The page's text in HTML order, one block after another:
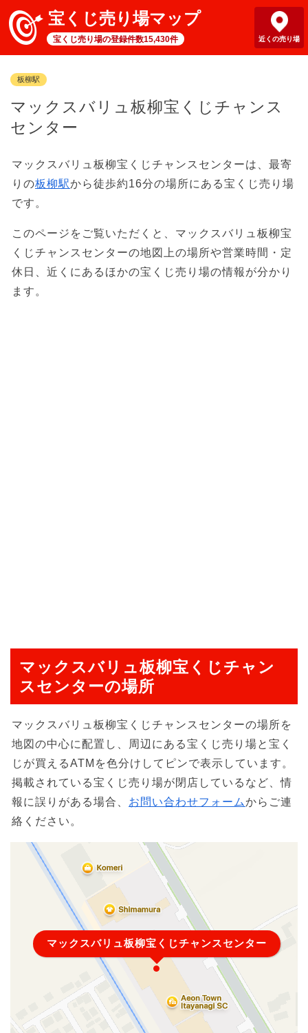
宝くじ売り場マップ
宝くじ売り場の登録件数15,430件 近くの売り場
板柳駅
マックスバリュ板柳宝くじチャンス
センター
マックスバリュ板柳宝くじチャンスセンターは、最寄
りの板柳駅から徒歩約16分の場所にある宝くじ売り場
です。
このページをご覧いただくと、マックスバリュ板柳宝
くじチャンスセンターの地図上の場所や営業時間・定
休日、近くにあるほかの宝くじ売り場の情報が分かり
ます。
マックスバリュ板柳宝くじチャン
スセンターの場所
マックスバリュ板柳宝くじチャンスセンターの場所を
地図の中心に配置し、周辺にある宝くじ売り場と宝く
じが買えるATMを色分けしてピンで表示しています。
掲載されている宝くじ売り場が閉店しているなど、情
報に誤りがある場合、 お問い合わせフォームからご連
絡ください。
マックスバリュ板柳宝くじチャンスセンター